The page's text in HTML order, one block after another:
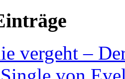
vergeht –